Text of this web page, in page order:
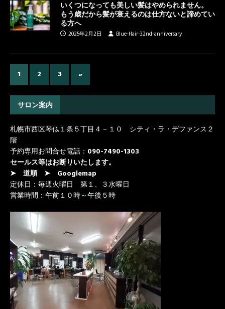
いくつになっても美しい髪はやめられません。
もう歳だから髪が衰えるのは仕方ないと諦めてい
る方へ
2025年2月2日
Blue-Hair-32nd-anniversary
1 2 3 »
サロン案内
札幌市西区琴似１条５丁目４－１０ シティ・ラ・デファンス２
階
予約専用お問合せ電話： 090-7490-1303
セールス等はお断りいたします。
➤ 道順
➤ Googlemap
定休日：毎週火曜日 第１、３水曜日
営業時間：午前１０時～午後５時